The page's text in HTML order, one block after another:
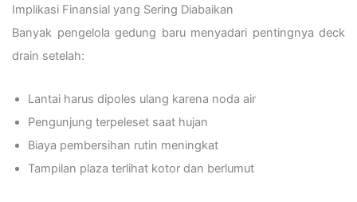
Implikasi Finansial yang Sering Diabaikan
Banyak pengelola gedung baru menyadari pentingnya deck
drain setelah:
Lantai harus dipoles ulang karena noda air
Pengunjung terpeleset saat hujan
Biaya pembersihan rutin meningkat
Tampilan plaza terlihat kotor dan berlumut